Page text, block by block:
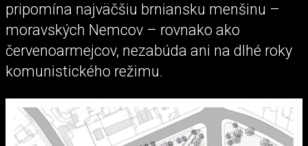
pripomína najväčšiu brniansku menšinu –
moravských Nemcov – rovnako ako
červenoarmejcov, nezabúda ani na dlhé roky
komunistického režimu.